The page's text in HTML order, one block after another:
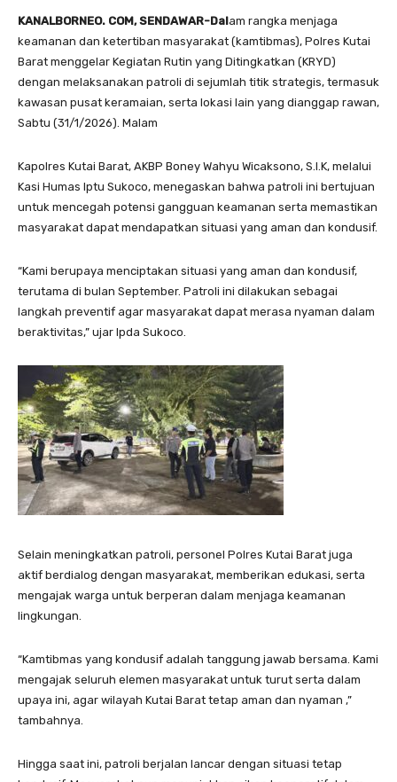
KANALBORNEO. COM, SENDAWAR-Dalam rangka menjaga
keamanan dan ketertiban masyarakat (kamtibmas), Polres Kutai
Barat menggelar Kegiatan Rutin yang Ditingkatkan (KRYD)
dengan melaksanakan patroli di sejumlah titik strategis, termasuk
kawasan pusat keramaian, serta lokasi lain yang dianggap rawan,
Sabtu (31/1/2026). Malam
Kapolres Kutai Barat, AKBP Boney Wahyu Wicaksono, S.I.K, melalui
Kasi Humas Iptu Sukoco, menegaskan bahwa patroli ini bertujuan
untuk mencegah potensi gangguan keamanan serta memastikan
masyarakat dapat mendapatkan situasi yang aman dan kondusif.
“Kami berupaya menciptakan situasi yang aman dan kondusif,
terutama di bulan September. Patroli ini dilakukan sebagai
langkah preventif agar masyarakat dapat merasa nyaman dalam
beraktivitas,” ujar Ipda Sukoco.
Selain meningkatkan patroli, personel Polres Kutai Barat juga
aktif berdialog dengan masyarakat, memberikan edukasi, serta
mengajak warga untuk berperan dalam menjaga keamanan
lingkungan.
“Kamtibmas yang kondusif adalah tanggung jawab bersama. Kami
mengajak seluruh elemen masyarakat untuk turut serta dalam
upaya ini, agar wilayah Kutai Barat tetap aman dan nyaman ,”
tambahnya.
Hingga saat ini, patroli berjalan lancar dengan situasi tetap